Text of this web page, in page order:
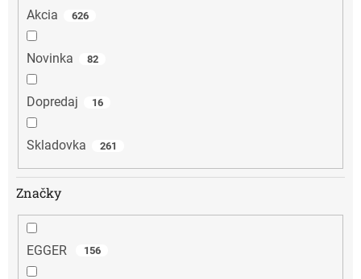
Akcia 626
Novinka 82
Dopredaj 16
Skladovka 261
Značky
EGGER 156